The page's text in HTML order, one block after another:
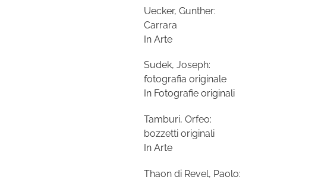
Uecker, Gunther:
Carrara
In Arte
Sudek, Joseph:
fotografia originale
In Fotografie originali
Tamburi, Orfeo:
bozzetti originali
In Arte
Thaon di Revel, Paolo: